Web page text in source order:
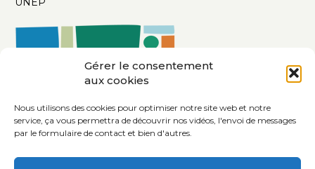
Gérer le consentement
aux cookies
Nous utilisons des cookies pour optimiser notre site web et notre
service, ça vous permettra de découvrir nos vidéos, l'envoi de messages
par le formulaire de contact et bien d'autres.